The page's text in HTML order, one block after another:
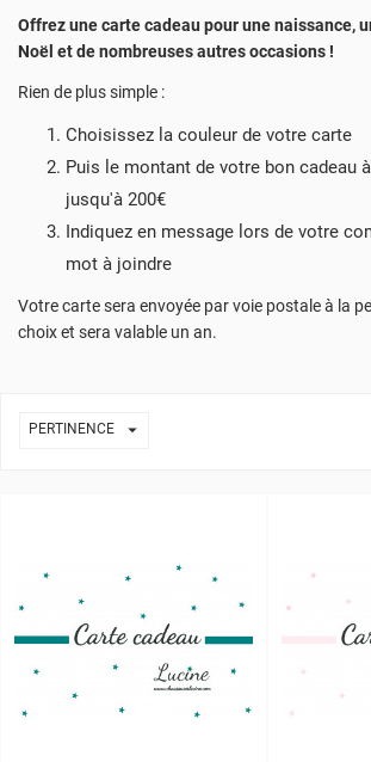
Offrez une carte cadeau pour une naissance,
Noël et de nombreuses autres occasions !
Rien de plus simple :
Choisissez la couleur de votre carte
Puis le montant de votre bon cadeau
jusqu'à 200€
Indiquez en message lors de votre
mot à joindre
Votre carte sera envoyée par voie postale à la
choix et sera valable un an.
PERTINENCE 